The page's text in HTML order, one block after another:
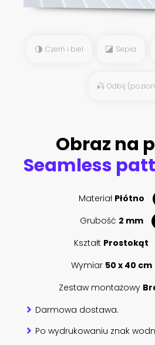
Czerń i biel Sepia
Odbij
Obraz na
Materiał Płótno
Grubość 2 mm
Kształt Prostokąt
Wymiar 50 x 40 cm
Zestaw montażowy
Darmowa dostawa.
Po wydrukowaniu znak